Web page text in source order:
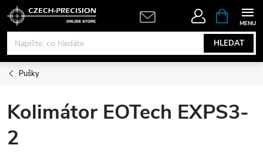
Přejít
obsah
HLEDAT
NÁKUPNÍ
KOŠÍK
Pušky
Kolimátor EOTech EXPS3-
2